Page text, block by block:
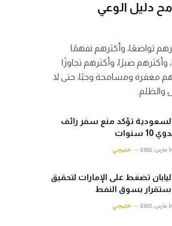
دليل الوعي
تواضعًا، وأكثرهم تفهمًا
وأكثرهم صبرًا، وأكثرهم تجاوزًا
مغفرة ومسامحة وحبًا، حتى لا
والظلم.
تؤكد منع سفر رائف
10 سنوات
2022 خليجي
تضغط على الإمارات لتحقيق
بسوق النفط
2022 خليجي